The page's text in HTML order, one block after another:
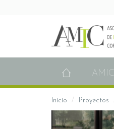
AMIC
Inicio Proyectos